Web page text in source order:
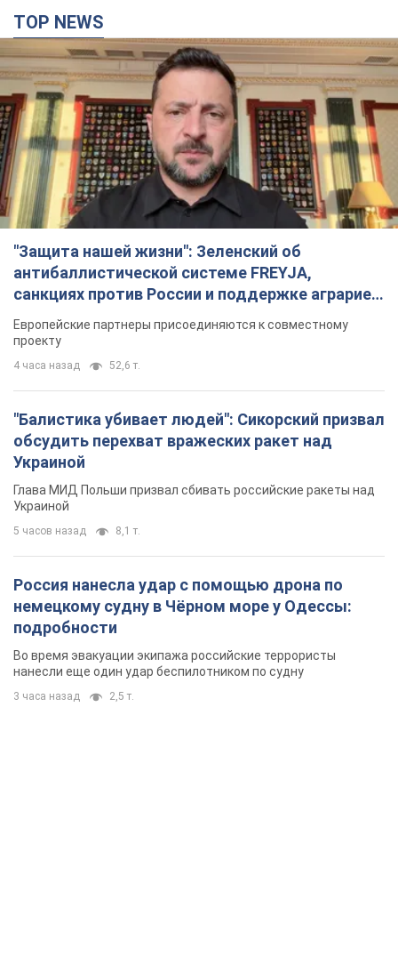
TOP NEWS
"Защита нашей жизни": Зеленский об
антибаллистической системе FREYJA,
санкциях против России и поддержке аграриев.
Видео
Европейские партнеры присоединяются к совместному
проекту
4 часа назад 52,6 т.
"Балистика убивает людей": Сикорский призвал
обсудить перехват вражеских ракет над
Украиной
Глава МИД Польши призвал сбивать российские ракеты над
Украиной
5 часов назад 8,1 т.
Россия нанесла удар с помощью дрона по
немецкому судну в Чёрном море у Одессы:
подробности
Во время эвакуации экипажа российские террористы
нанесли еще один удар беспилотником по судну
3 часа назад 2,5 т.